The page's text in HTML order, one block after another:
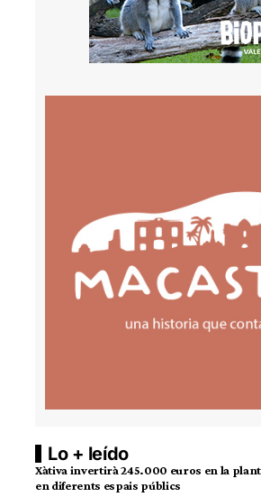
Lo + leído
Xàtiva invertirà 245.000 euros en la
en diferents espais públics